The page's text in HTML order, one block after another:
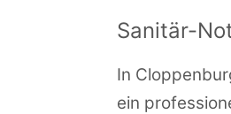
Sanitär-
In
ein